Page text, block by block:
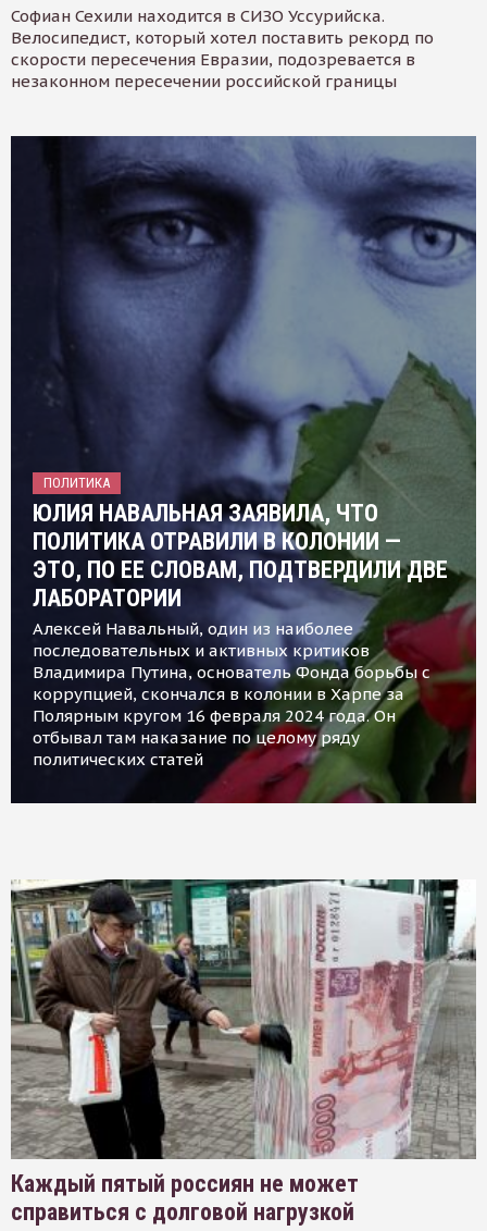
Софиан Сехили находится в СИЗО Уссурийска.
Велосипедист, который хотел поставить рекорд по
скорости пересечения Евразии, подозревается в
незаконном пересечении российской границы
ПОЛИТИКА
ЮЛИЯ НАВАЛЬНАЯ ЗАЯВИЛА, ЧТО
ПОЛИТИКА ОТРАВИЛИ В КОЛОНИИ —
ЭТО, ПО ЕЕ СЛОВАМ, ПОДТВЕРДИЛИ ДВЕ
ЛАБОРАТОРИИ
Алексей Навальный, один из наиболее
последовательных и активных критиков
Владимира Путина, основатель Фонда борьбы с
коррупцией, скончался в колонии в Харпе за
Полярным кругом 16 февраля 2024 года. Он
отбывал там наказание по целому ряду
политических статей
Каждый пятый россиян не может
справиться с долговой нагрузкой